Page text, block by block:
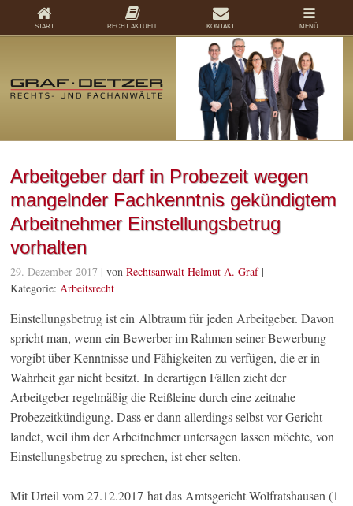
Arbeitgeber darf in Probezeit wegen
mangelnder Fachkenntnis gekündigtem
Arbeitnehmer Einstellungsbetrug
vorhalten
29. Dezember 2017 | vonRechtsanwalt Helmut A. Graf|
Kategorie:Arbeitsrecht
Einstellungsbetrug ist ein Albtraum für jeden Arbeitgeber. Davon
spricht man, wenn ein Bewerber im Rahmen seiner Bewerbung
vorgibt über Kenntnisse und Fähigkeiten zu verfügen, die er in
Wahrheit gar nicht besitzt. In derartigen Fällen zieht der
Arbeitgeber regelmäßig die Reißleine durch eine zeitnahe
Probezeitkündigung. Dass er dann allerdings selbst vor Gericht
landet, weil ihm der Arbeitnehmer untersagen lassen möchte, von
Einstellungsbetrug zu sprechen, ist eher selten.
Mit Urteil vom 27.12.2017 hat das Amtsgericht Wolfratshausen (1
START RECHT AKTUELL KONTAKT MENÜ